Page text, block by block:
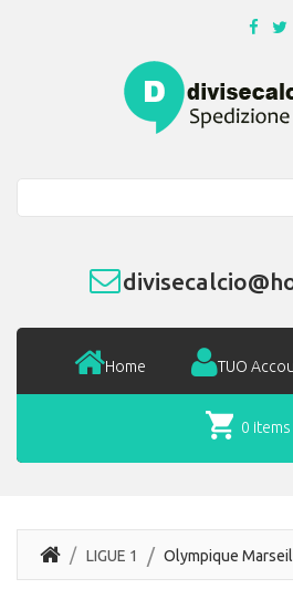
Home TUO
0 items
LIGUE 1 Olympique